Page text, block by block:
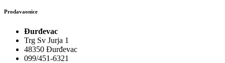
Prodavaonice
Đurđevac
Trg Sv Jurja 1
48350 Đurđevac
099/451-6321